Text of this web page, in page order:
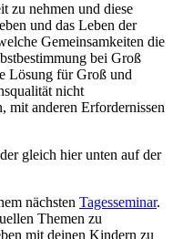
zu nehmen und diese
und das Leben der
Gemeinsamkeiten die
bei Groß
Lösung für Groß und
nicht
mit anderen Erfordernissen
gleich hier unten auf der
nächsten Tagesseminar.
Themen zu
mit deinen Kindern zu